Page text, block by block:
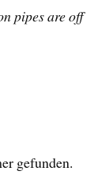
pipes are off
gefunden.